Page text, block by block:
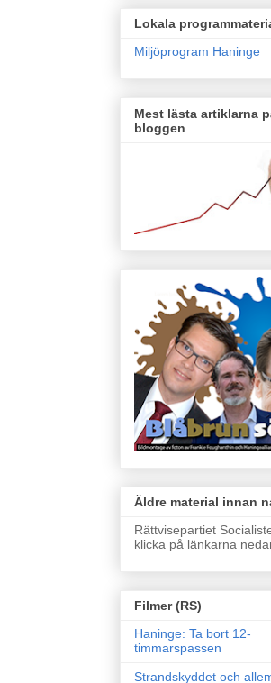
Lokala
Miljöprogram Haninge
Mest lästa artiklarna
bloggen
Äldre material innan
Rättvisepartiet
klicka på länkarna
Filmer (RS)
Haninge: Ta bort 12-
timmarspassen
Strandskyddet och